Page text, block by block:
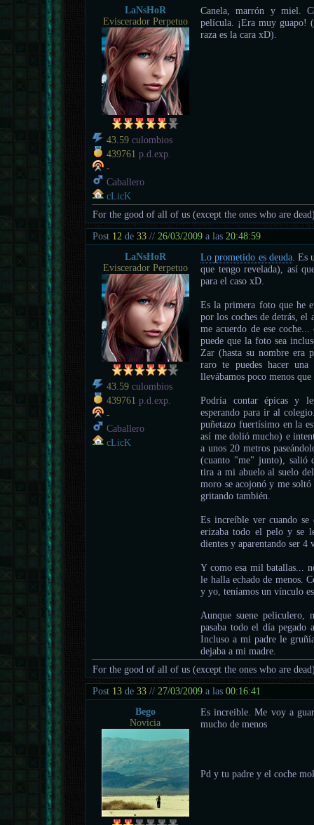
LaNsHoR
Eviscerador Perpetuo
43.59 culombios
439761 p.d.exp.
-
Caballero
cLicK
Canela, marrón y miel.
película. ¡Era muy guapo!
raza es la cara xD).
For the good of all of us (except the ones who are
Post 12 de33 // 26/03/2009 a las 20:48:59
LaNsHoR
Eviscerador Perpetuo
43.59 culombios
439761 p.d.exp.
-
Caballero
cLicK
Lo prometido es deuda. Es
que tengo revelada), así
para el caso xD.
Es la primera foto que he
por los coches de detrás,
me acuerdo de ese
puede que la foto sea
Zar (hasta su nombre era
raro te puedes hacer
llevábamos poco menos
Podría contar épicas y
esperando para ir al
puñetazo fuertísimo en la
así me dolió mucho) e
a unos 20 metros
(cuanto "me" junto), salió
tira a mi abuelo al suelo
moro se acojonó y me
gritando también.
Es increíble ver cuando se
erizaba todo el pelo y se
dientes y aparentando ser 4
Y como esa mil batallas...
le halla echado de menos.
y yo, teníamos un vínculo
Aunque suene peliculero,
pasaba todo el día pegado
Incluso a mi padre le
dejaba a mi madre.
For the good of all of us (except the ones who are
Post 13 de33 // 27/03/2009 a las00:16:41
Bego
Novicia
Es increible. Me voy a
mucho de menos
Pd y tu padre y el coche